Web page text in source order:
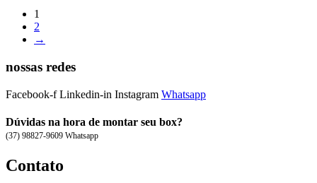
1
2
→
nossas redes
Facebook-f Linkedin-in Instagram Whatsapp
Dúvidas na hora de montar seu box?
(37) 98827-9609 Whatsapp
Contato